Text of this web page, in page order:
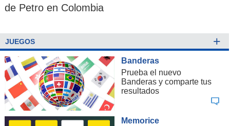
de Petro en Colombia
JUEGOS +
Banderas
Prueba el nuevo
Banderas y comparte tus
resultados
Memorice